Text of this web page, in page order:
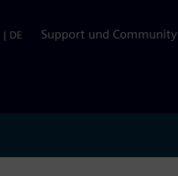
| DE Support und Community